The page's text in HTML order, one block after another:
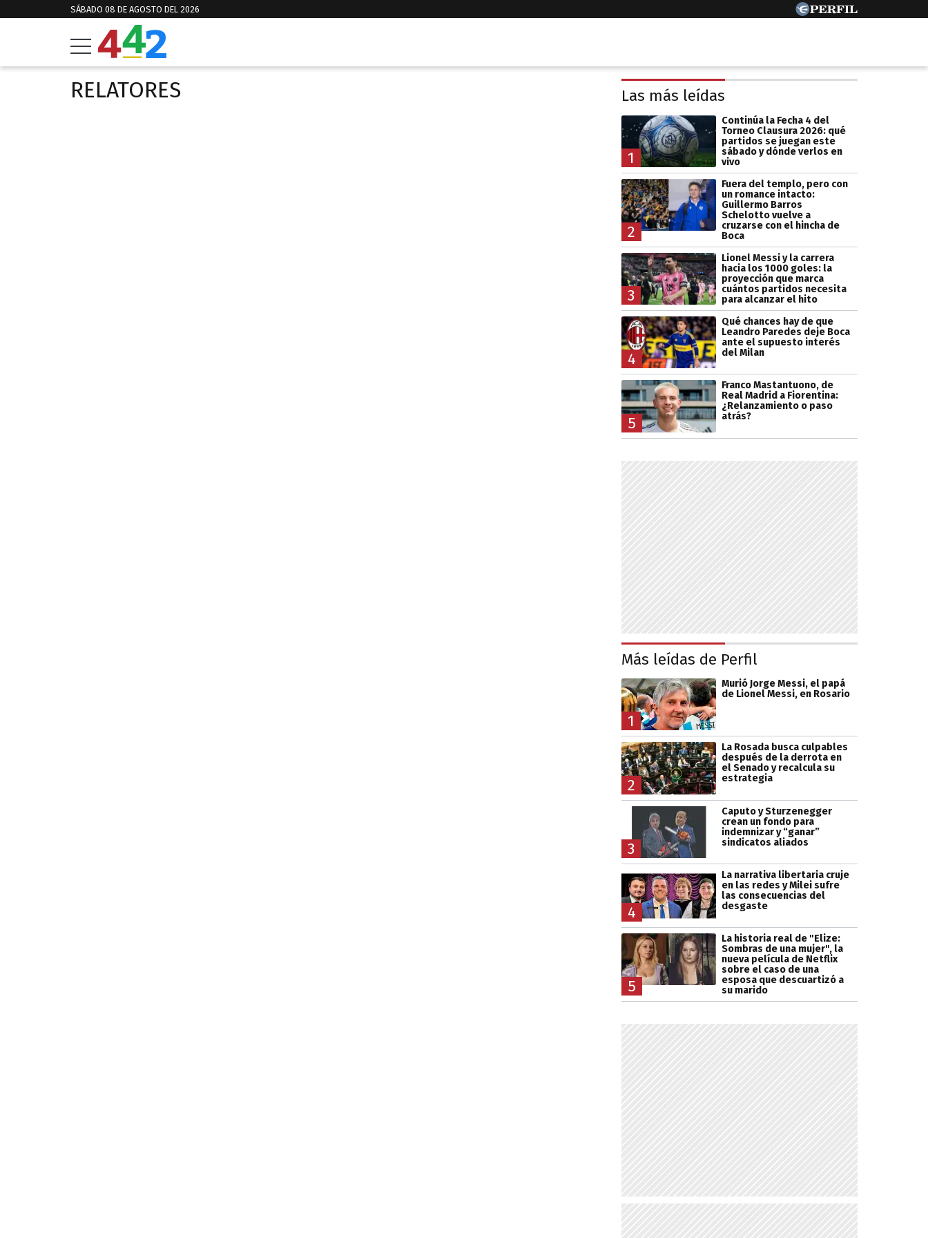
SÁBADO 08 DE AGOSTO DEL 2026
RELATORES Las más leídas
1
Continúa la Fecha 4 del
Torneo Clausura 2026: qué
partidos se juegan este
sábado y dónde verlos en
vivo
2
Fuera del templo, pero con
un romance intacto:
Guillermo Barros
Schelotto vuelve a
cruzarse con el hincha de
Boca
3
Lionel Messi y la carrera
hacia los 1000 goles: la
proyección que marca
cuántos partidos necesita
para alcanzar el hito
4
Qué chances hay de que
Leandro Paredes deje Boca
ante el supuesto interés
del Milan
5
Franco Mastantuono, de
Real Madrid a Fiorentina:
¿Relanzamiento o paso
atrás?
Más leídas de Perfil
1
Murió Jorge Messi, el papá
de Lionel Messi, en Rosario
2
La Rosada busca culpables
después de la derrota en
el Senado y recalcula su
estrategia
3
Caputo y Sturzenegger
crean un fondo para
indemnizar y “ganar”
sindicatos aliados
4
La narrativa libertaria cruje
en las redes y Milei sufre
las consecuencias del
desgaste
5
La historia real de "Elize:
Sombras de una mujer", la
nueva película de Netflix
sobre el caso de una
esposa que descuartizó a
su marido